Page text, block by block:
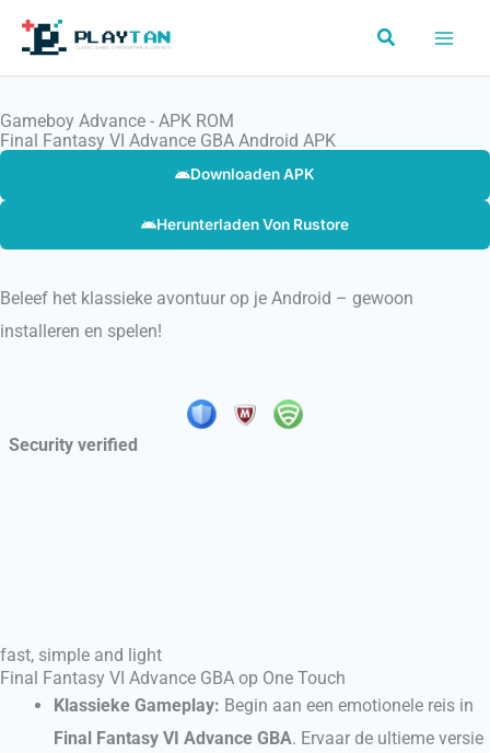
Skip
content
Search
Gameboy Advance - APK ROM
Final Fantasy VI Advance GBA Android APK
Downloaden APK
Herunterladen Von Rustore
Beleef het klassieke avontuur op je Android – gewoon
installeren en spelen!
Security verified
fast, simple and light
Final Fantasy VI Advance GBA op One Touch
Klassieke Gameplay: Begin aan een emotionele reis in
Final Fantasy VI Advance GBA. Ervaar de ultieme versie